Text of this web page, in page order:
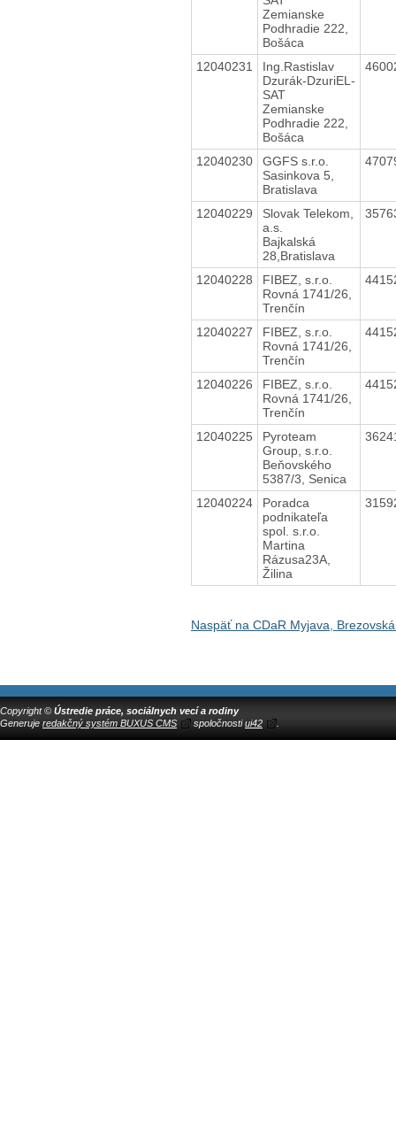
Zemianske
Podhradie 222,
Bošáca
12040231
Ing.Rastislav
Dzurák-DzuriEL-
SAT
Zemianske
Podhradie 222,
Bošáca
12040230
GGFS s.r.o.
Sasinkova 5,
Bratislava
12040229
Slovak Telekom,
a.s.
Bajkalská
28,Bratislava
12040228
FIBEZ, s.r.o.
Rovná 1741/26,
Trenčín
12040227
FIBEZ, s.r.o.
Rovná 1741/26,
Trenčín
12040226
FIBEZ, s.r.o.
Rovná 1741/26,
Trenčín
12040225
Pyroteam
Group, s.r.o.
Beňovského
5387/3, Senica
12040224
Poradca
podnikateľa
spol. s.r.o.
Martina
Rázusa23A,
Žilina
Naspäť na CDaR Myjava,
Copyright © Ústredie práce, sociálnych vecí a rodiny
Generuje redakčný systém BUXUS CMS spoločnostiui42